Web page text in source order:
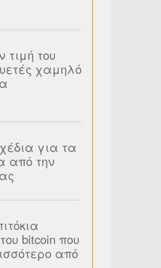
τιμή του
χαμηλό
για τα
από την
bitcoin που
από